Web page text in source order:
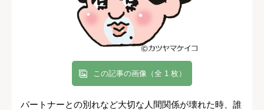
この記事の画像（全 1 枚）
パートナーとの別れなど大切な人間関係が壊れた時、誰